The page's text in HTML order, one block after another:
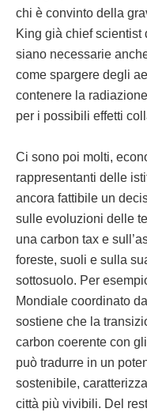
chi è convinto della
King già chief scientist
siano necessarie
come spargere degli
contenere la
per i possibili effetti
Ci sono poi molti,
rappresentanti delle
ancora fattibile un
sulle evoluzioni delle
una carbon tax e
foreste, suoli e sulla
sottosuolo. Per
Mondiale coordinato
sostiene che la
carbon coerente con
può tradurre in un
sostenibile,
città più vivibili. Del